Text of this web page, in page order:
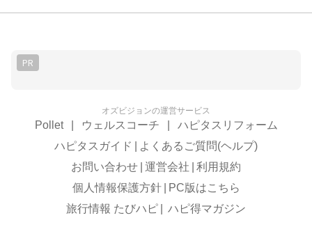
PR
オズビジョンの運営サービス
Pollet ウェルスコーチ
ハピタスリフォーム
ハピタスガイド
よくあるご質問(ヘルプ)
お問い合わせ 運営会社
利用規約
個人情報保護方針
PC版はこちら
旅行情報 たびハピ
ハピ得マガジン